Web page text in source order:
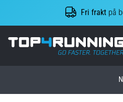
Fri frakt på